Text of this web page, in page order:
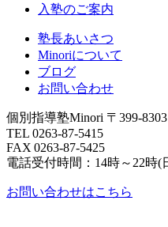
入塾のご案内
塾長あいさつ
Minoriについて
ブログ
お問い合わせ
個別指導塾Minori 〒399-
TEL 0263-87-5415
FAX 0263-87-5425
電話受付時間：14時～22時(
お問い合わせはこちら